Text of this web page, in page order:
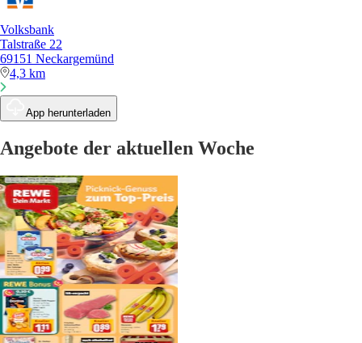
Volksbank
Talstraße 22
69151 Neckargemünd
4,3 km
App herunterladen
Angebote der aktuellen Woche